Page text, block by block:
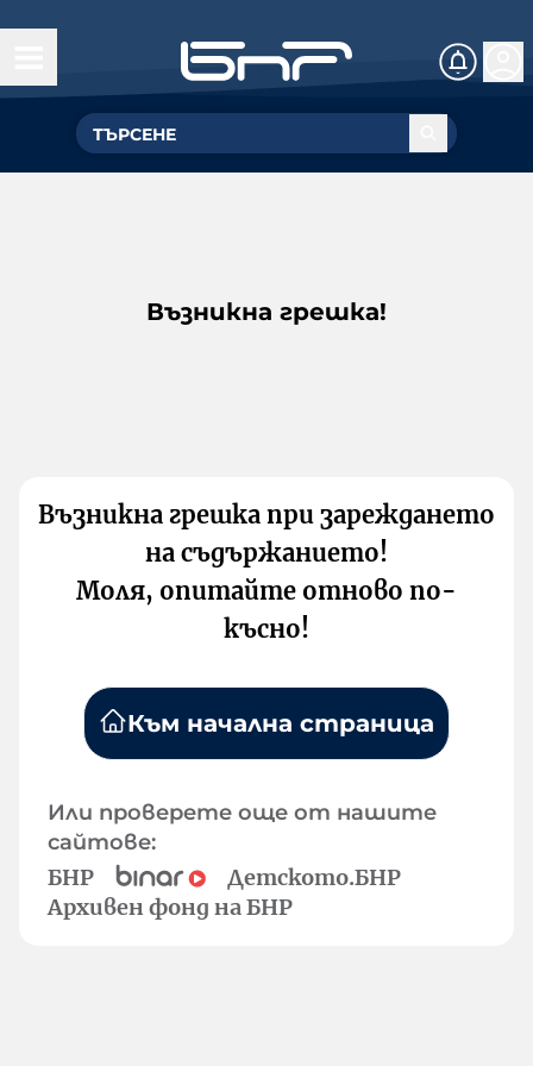
Възникна грешка!
Възникна грешка при зареждането
на съдържанието!
Моля, опитайте отново по-
късно!
Към начална страница
Или проверете още от нашите
сайтове:
БНР
Детското.БНР
Архивен фонд на БНР